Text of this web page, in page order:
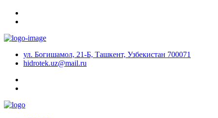
ул. Богишамол, 21-Б, Ташкент, Узбекистан 700071
hidrotek.uz@mail.ru